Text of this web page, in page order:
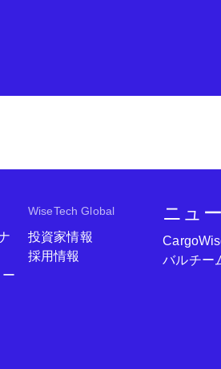
WiseTech Global
投資家情報
採用情報
ニュ
バルチー